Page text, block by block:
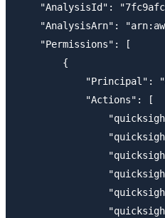
"AnalysisId":
"AnalysisArn":
    "Permissions": [
        {
"Principal":
            "Actions": [